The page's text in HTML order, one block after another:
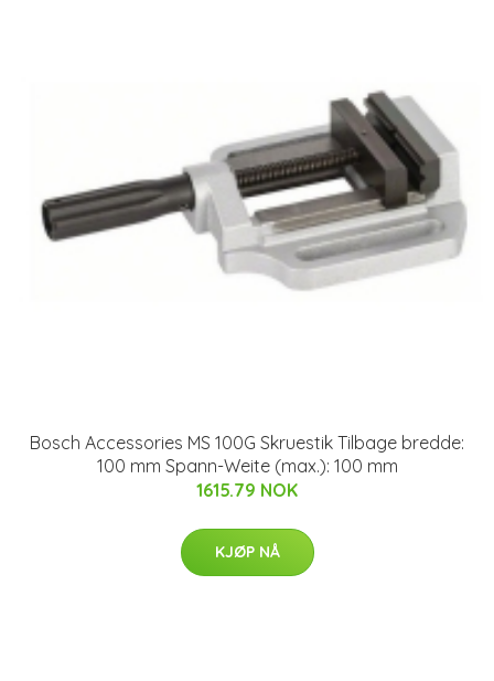
Bosch Accessories MS 100G Skruestik Tilbage bredde:
100 mm Spann-Weite (max.): 100 mm
1615.79 NOK
KJØP NÅ